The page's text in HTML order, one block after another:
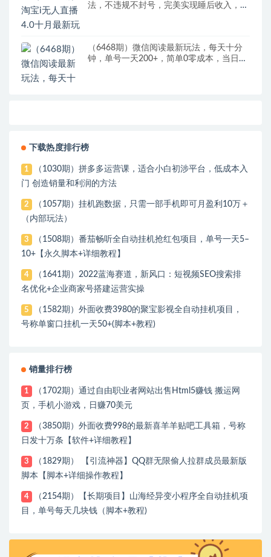
法，不违规不封号，完美实现睡后收入，日
（6468期）微信阅读最新玩法，每天十分
钟，单号一天200+，简单0零成本，当日提
下载热度排行榜
1
（1030期）拼多多运营课，适合小白初涉平台，低成本入
门 创造销量和利润的方法
2
（1057期）挂机跑数据，只需一部手机即可月盈利10万＋
（内部玩法）
3
（1508期）番茄畅听全自动挂机抢红包项目，单号一天5–
10+【永久脚本+详细教程】
4
（1641期）2022蓝海赛道，新风口：短视频SEO搜索排
名优化+企业商家号搭建运营实操
5
（1582期）外面收费3980的聚宝影视全自动挂机项目，
号称单窗口挂机一天50+(脚本+教程)
销量排行榜
1
（1702期）通过自由职业者网站出售Html5赚钱 搬运网
页，手机小游戏，日赚70美元
2
（3850期）外面收费998的最新喜羊羊贴吧工具箱，号称
日发十万条【软件+详细教程】
3
（1829期） 【引流神器】QQ群无限偷人拉群成员最新版
脚本【脚本+详细操作教程】
4
（2154期）【长期项目】山海经异变小程序全自动挂机项
目，单号每天几块钱（脚本+教程)